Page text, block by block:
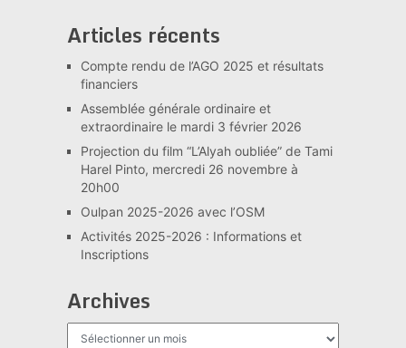
Articles récents
Compte rendu de l’AGO 2025 et résultats
financiers
Assemblée générale ordinaire et
extraordinaire le mardi 3 février 2026
Projection du film “L’Alyah oubliée” de Tami
Harel Pinto, mercredi 26 novembre à
20h00
Oulpan 2025-2026 avec l’OSM
Activités 2025-2026 : Informations et
Inscriptions
Archives
Archives